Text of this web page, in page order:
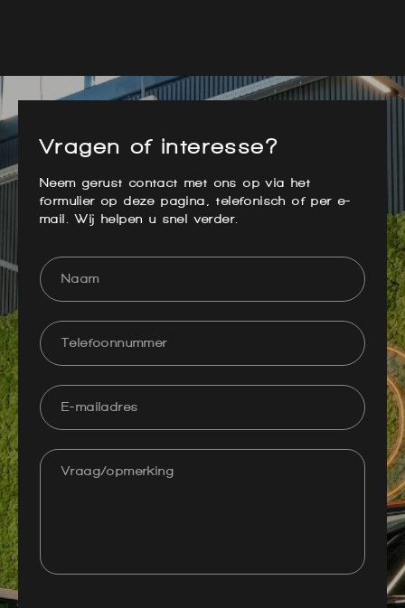
Vragen of interesse?
Neem gerust contact met ons op via het
formulier op deze pagina, telefonisch of per e-
mail. Wij helpen u snel verder.